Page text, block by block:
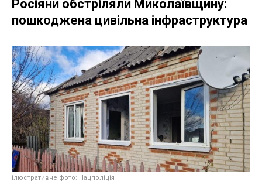
Росіяни обстріляли Миколаївщину:
пошкоджена цивільна інфраструктура
ілюстративне фото: Нацполіція